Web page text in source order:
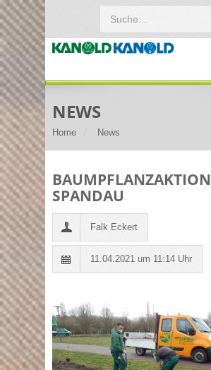
NEWS
Home News
BAUMPFLANZAKTION
SPANDAU
Falk Eckert
11.04.2021 um 11:14 Uhr